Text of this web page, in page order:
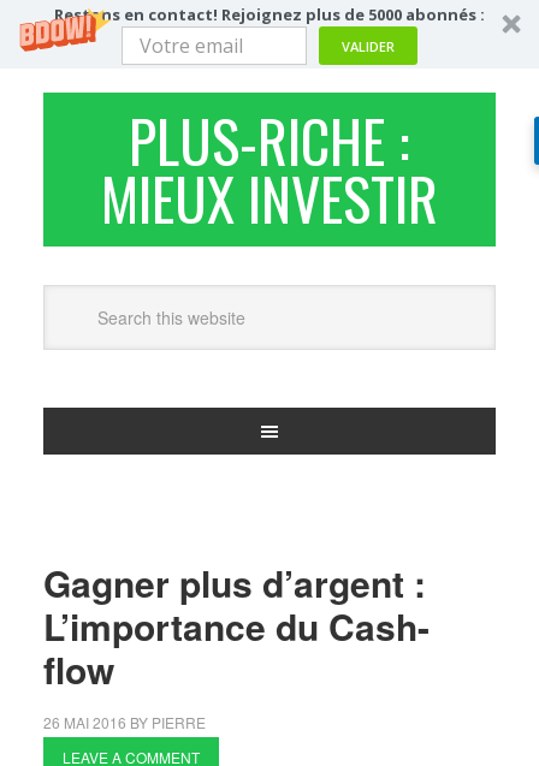
Restons en contact! Rejoignez plus de 5000 abonnés :
VALIDER
PLUS-RICHE :
MIEUX INVESTIR
Gagner plus d’argent :
L’importance du Cash-
flow
26 MAI 2016 BY PIERRE
LEAVE A COMMENT